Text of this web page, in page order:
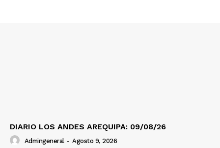
DIARIO LOS ANDES AREQUIPA: 09/08/26
Admingeneral - Agosto 9, 2026